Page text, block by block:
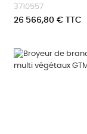
3710557
Prix
26 566,80 € TTC